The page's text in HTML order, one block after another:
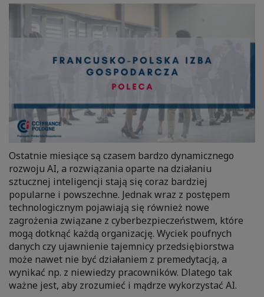
Ostatnie miesiące są czasem bardzo dynamicznego
rozwoju AI, a rozwiązania oparte na działaniu
sztucznej inteligencji stają się coraz bardziej
popularne i powszechne. Jednak wraz z postępem
technologicznym pojawiają się również nowe
zagrożenia związane z cyberbezpieczeństwem, które
mogą dotknąć każdą organizację. Wyciek poufnych
danych czy ujawnienie tajemnicy przedsiębiorstwa
może nawet nie być działaniem z premedytacją, a
wynikać np. z niewiedzy pracowników. Dlatego tak
ważne jest, aby zrozumieć i mądrze wykorzystać AI.